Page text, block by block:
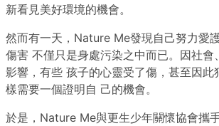
新看見美好環境的機會。
然而有一天，Nature Me發現自己努力愛
傷害 不僅只是身處污染之中而已。因社會
影響，有些 孩子的心靈受了傷，甚至因此
樣需要一個證明自 己的機會。
於是，Nature Me與更生少年關懷協會攜